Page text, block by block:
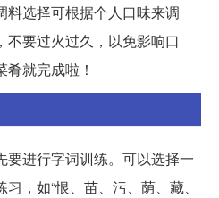
料选择可根据个人口味来调
要过火过久，以免影响口
就完成啦！
要进行字词训练。可以选择一
，如“恨、苗、污、荫、藏、